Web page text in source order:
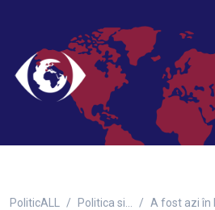
PoliticALL Politica si… A fost azi în